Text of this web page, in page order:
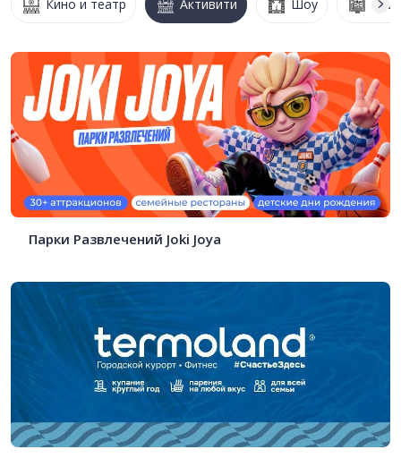
Кино и театр Активити Шоу
Парки Развлечений Joki Joya